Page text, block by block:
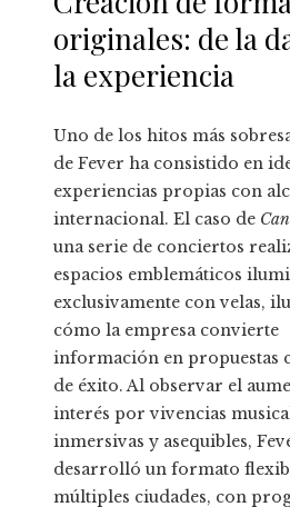
originales: de la
la experiencia
Uno de los hitos más
de Fever ha consistido en
experiencias propias con
internacional. El caso de
una serie de conciertos
espacios emblemáticos
exclusivamente con velas,
cómo la empresa convierte
información en propuestas
de éxito. Al observar el
interés por vivencias
inmersivas y asequibles,
desarrolló un formato
múltiples ciudades, con